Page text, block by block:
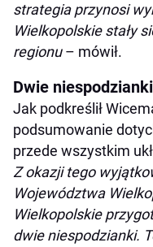
strategia przynosi
Wielkopolskie stały
regionu– mówił.
Dwie
Jak podkreślił
podsumowanie
przede wszystkim
Z okazji tego
Województwa
Wielkopolskie
dwie niespodzianki.